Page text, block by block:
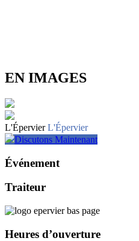
EN IMAGES
L'Épervier L'Épervier
Discutons Maintenant
Événement
Traiteur
Heures d’ouverture